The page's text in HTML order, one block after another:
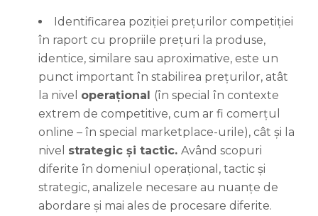
Identificarea poziției prețurilor competiției
în raport cu propriile prețuri la produse,
identice, similare sau aproximative, este un
punct important în stabilirea prețurilor, atât
la nivel operațional (în special în contexte
extrem de competitive, cum ar fi comerțul
online – în special marketplace-urile), cât și la
nivel strategic și tactic. Având scopuri
diferite în domeniul operațional, tactic și
strategic, analizele necesare au nuanțe de
abordare și mai ales de procesare diferite.